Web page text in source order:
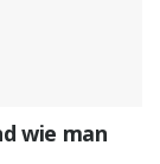
wie man